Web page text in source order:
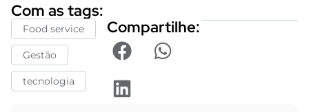
Com as tags:
Food service
Gestão
tecnologia
Compartilhe: